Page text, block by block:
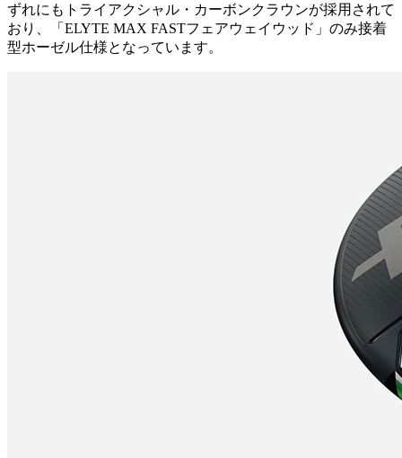
ずれにもトライアクシャル・カーボンクラウンが採用されて
おり、「ELYTE MAX FASTフェアウェイウッド」のみ接着
型ホーゼル仕様となっています。